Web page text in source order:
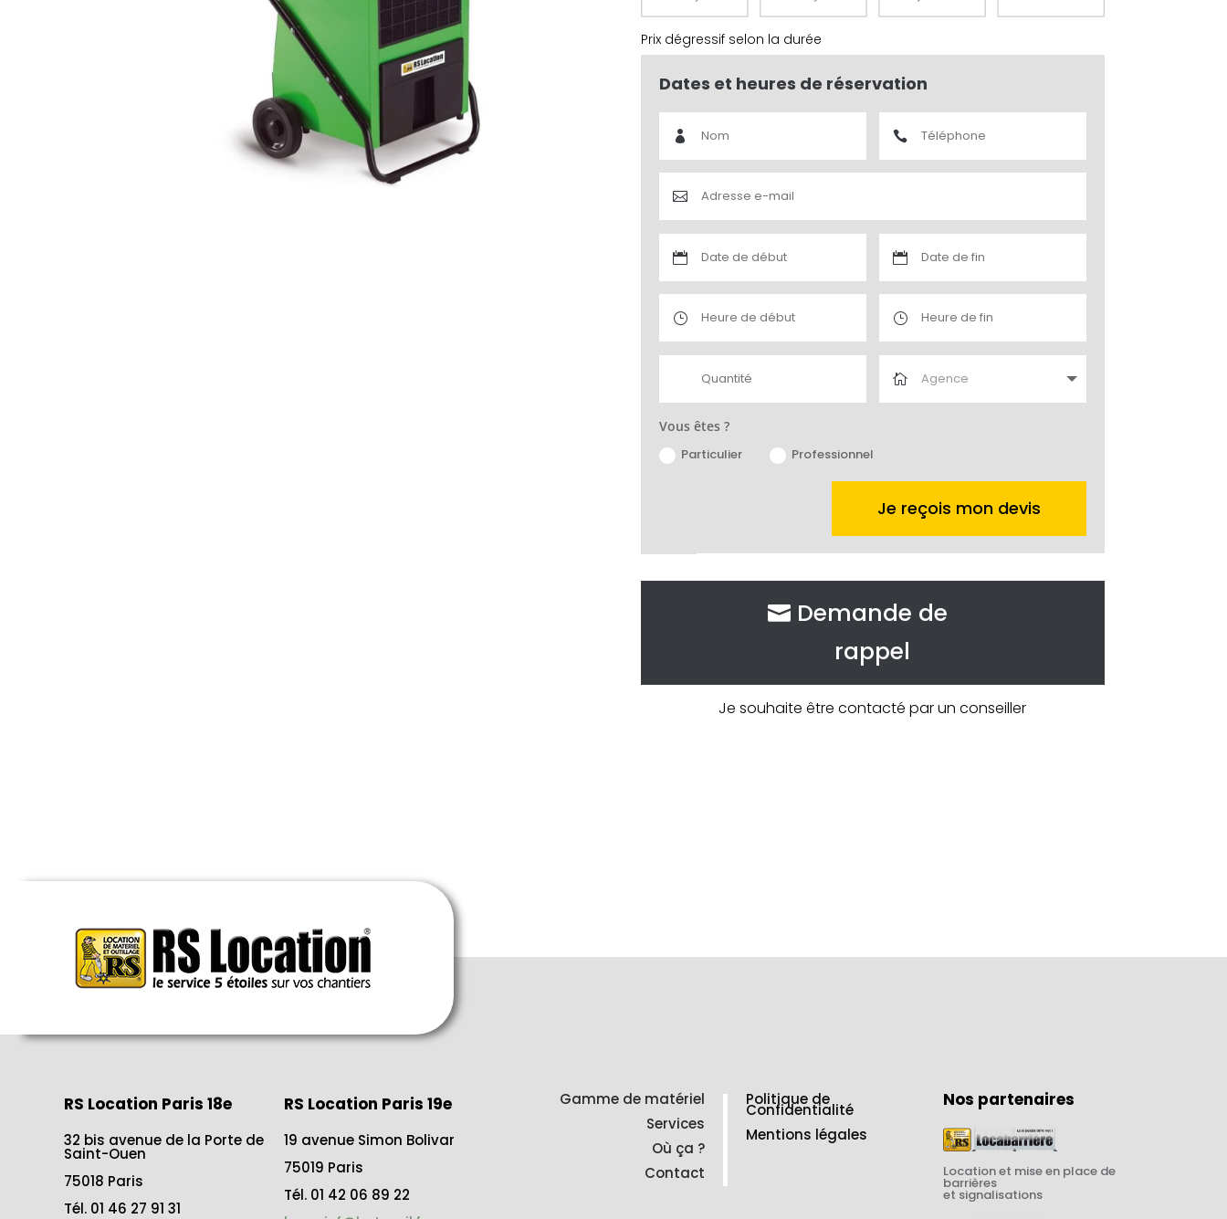
Prix dégressif selon la durée
Dates et heures de réservation
Vous êtes ?
Particulier
Professionnel
Je reçois mon devis
Demande de
rappel
Je souhaite être contacté par un conseiller
RS Location Paris 18e
32 bis avenue de la Porte de
Saint-Ouen
75018 Paris
Tél. 01 46 27 91 31
RS Location Paris 19e
19 avenue Simon Bolivar
75019 Paris
Tél. 01 42 06 89 22
Gamme de matériel
Services
Où ça ?
Contact
Politique de
Confidentialité
Mentions légales
Nos partenaires
Location et mise en place de
barrières
et signalisations